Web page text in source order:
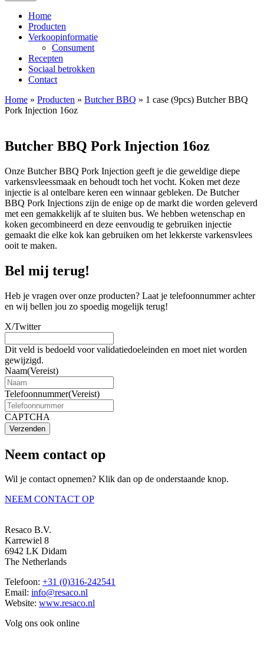
Home
Producten
Verkoopinformatie
Consument
Recepten
Sociaal betrokken
Contact
Home » Producten » Butcher BBQ » 1 case (9pcs) Butcher BBQ
Pork Injection 16oz
Butcher BBQ Pork Injection 16oz
Onze Butcher BBQ Pork Injection geeft je die geweldige diepe
varkensvleessmaak en behoudt toch het vocht. Koken met deze
injectie is al ontelbare keren een winnaar gebleken. De Butcher
BBQ Pork Injections zijn de enige op de markt die worden geleverd
met een gemakkelijk af te sluiten bus. We hebben wetenschap en
koken gecombineerd en deze eenvoudig te gebruiken injectie
gemaakt die elke kok kan gebruiken om het lekkerste varkensvlees
ooit te maken.
Bel mij terug!
Heb je vragen over onze producten? Laat je telefoonnummer achter
en wij bellen jou zo spoedig mogelijk terug!
X/Twitter
Dit veld is bedoeld voor validatiedoeleinden en moet niet worden
gewijzigd.
Naam(Vereist)
Telefoonnummer(Vereist)
CAPTCHA
Verzenden
Neem contact op
Wil je contact opnemen? Klik dan op de onderstaande knop.
NEEM CONTACT OP
Resaco B.V.
Karrewiel 8
6942 LK Didam
The Netherlands
Telefoon: +31 (0)316-242541
Email: info@resaco.nl
Website: www.resaco.nl
Volg ons ook online